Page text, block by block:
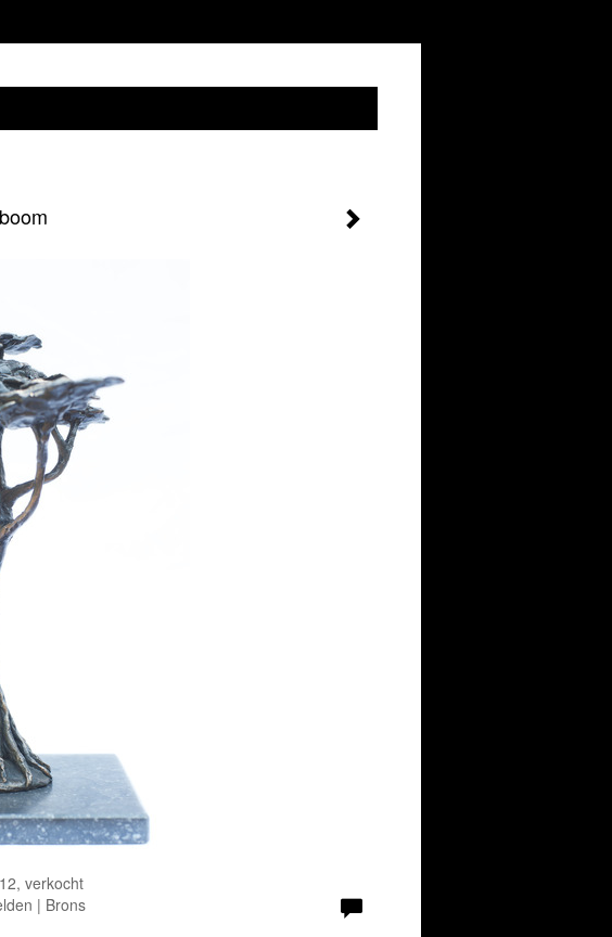
verkocht
| Brons